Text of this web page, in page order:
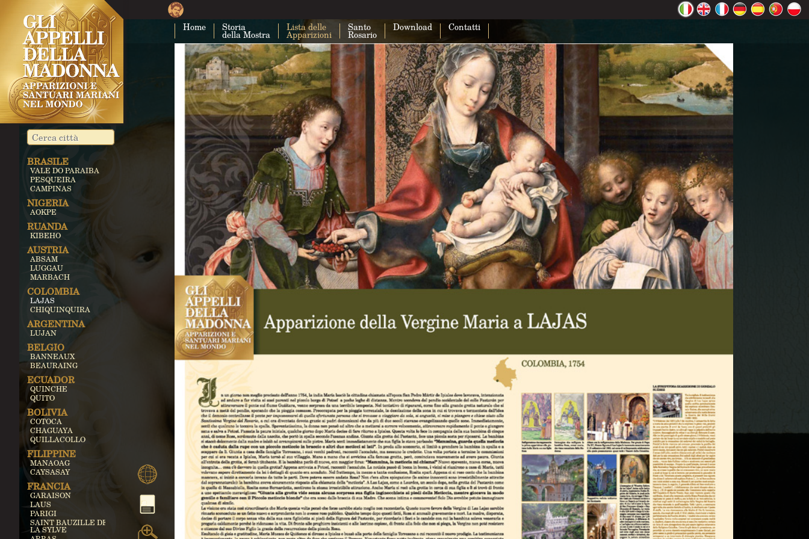
Home Storia
della Mostra
Lista delle
Apparizioni
Santo
Rosario
Download Contatti
Questa pagina non carica correttamente Google
Maps.
Sei il proprietario di questo sito web? OK
BRASILE
VALE DO PARAIBA
PESQUEIRA
CAMPINAS
NIGERIA
AOKPE
RUANDA
KIBEHO
AUSTRIA
ABSAM
LUGGAU
MARBACH
COLOMBIA
LAJAS
CHIQUINQUIRA
ARGENTINA
LUJAN
BELGIO
BANNEAUX
BEAURAING
ECUADOR
QUINCHE
QUITO
BOLIVIA
COTOCA
CHAGUAYA
QUILLACOLLO
FILIPPINE
MANAOAG
CAYSASAY
FRANCIA
GARAISON
LAUS
PARIGI
SAINT BAUZILLE DE
LA SYLVE